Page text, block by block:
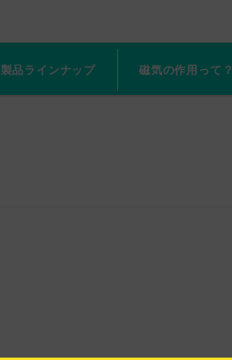
製品ラインナップ 磁気の作用って？